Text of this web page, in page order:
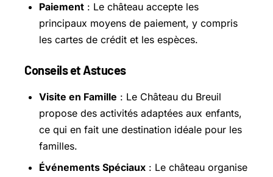
Paiement : Le château accepte les
principaux moyens de paiement, y compris
les cartes de crédit et les espèces.
Conseils et Astuces
Visite en Famille : Le Château du Breuil
propose des activités adaptées aux enfants,
ce qui en fait une destination idéale pour les
familles.
Événements Spéciaux : Le château organise